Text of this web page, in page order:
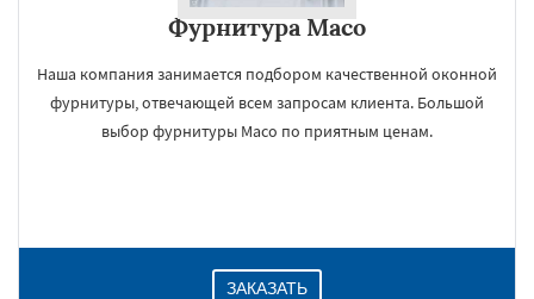
Фурнитура Maco
Наша компания занимается подбором качественной оконной
фурнитуры, отвечающей всем запросам клиента. Большой
выбор фурнитуры Maco по приятным ценам.
ЗАКАЗАТЬ